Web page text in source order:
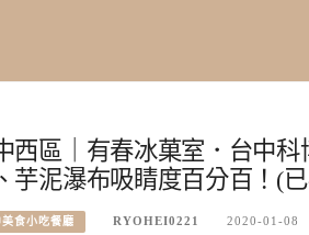
西區｜有春冰菓室．台中
芋泥瀑布吸睛度百分百！(
美食小吃餐廳 RYOHEI0221 2020-01-08